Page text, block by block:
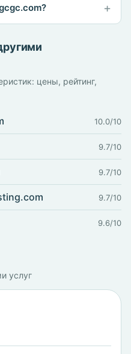
цены, рейтинг,
10.0/10
9.7/10
9.7/10
9.7/10
9.6/10
услуг